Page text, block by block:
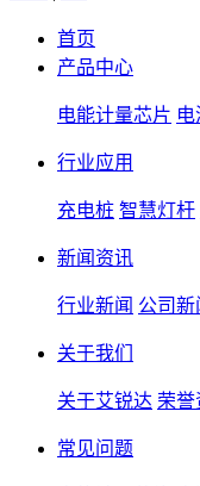
首页
产品中心
电能计量芯片
行业应用
充电桩 智慧灯杆
新闻资讯
行业新闻 公司新
关于我们
关于艾锐达 荣誉
常见问题